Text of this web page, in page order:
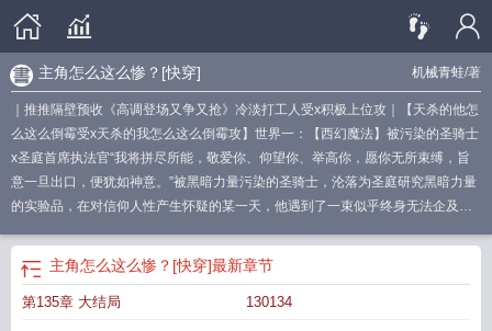
机械青蛙/著
主角怎么这么惨？[快穿]
｜推推隔壁预收《高调登场又争又抢》冷淡打工人受x积极上位攻｜【天杀的他怎
么这么倒霉受x天杀的我怎么这么倒霉攻】世界一：【西幻魔法】被污染的圣骑士
x圣庭首席执法官“我将拼尽所能，敬爱你、仰望你、举高你，愿你无所束缚，旨
意一旦出口，便犹如神意。”被黑暗力量污染的圣骑士，沦落为圣庭研究黑暗力量
的实验品，在对信仰人性产生怀疑的某一天，他遇到了一束似乎终身无法企及的
以为单家的都是一群死不足惜的垃圾，存在的唯一意义就是等他脱离禁锢以后成
为他的养料。他的恨意太扭曲太鲜明，食欲只是依从于恨。可当他看见那个留洋
回来的小少爷时，一种罕见的渴望却从空洞的灵魂中荡漾而出。好饿，好饿……
主角怎么这么惨？[快穿]最新章节
第135章 大结局 130134